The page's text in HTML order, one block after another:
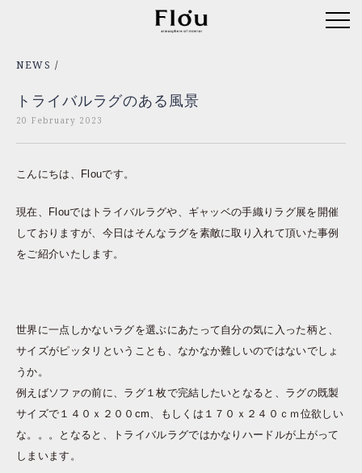
NEWS /
トライバルラグのある風景
20 February 2023
こんにちは、Flouです。
現在、Flouではトライバルラグや、ギャッベの手織りラグ展を開催
しておりますが、今日はそんなラグを素敵に取り入れて頂いた事例
をご紹介いたします。
世界に一点しかないラグを選ぶにあたって自分の気に入った柄と、
サイズがピッタリということも、なかなか難しいのではないでしょ
うか。
例えばソファの前に、ラグ１枚で完結したいとなると、ラグの既製
サイズで１４０ｘ２００cm、もしくは１７０ｘ２４０ｃｍ位欲しい
な。。。となると、トライバルラグではかなりハードルが上がって
しまいます。